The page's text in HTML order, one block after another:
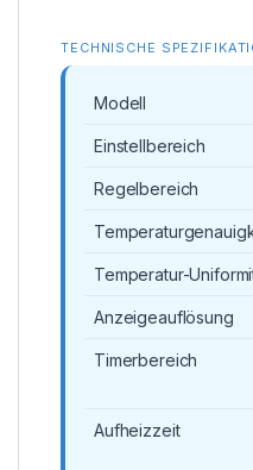
TECHNISCHE
Modell
Einstellbereich
Regelbereich
Temperatur-
Anzeigeauflösung
Timerbereich
Aufheizzeit